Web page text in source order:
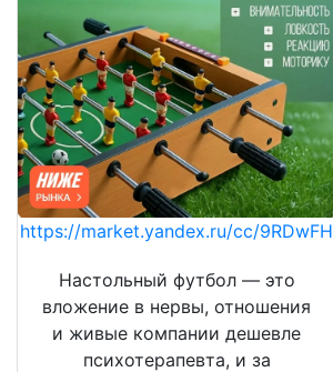
https://market.yandex.ru/cc/9RDwFH
Настольный футбол — это
вложение в нервы, отношения
и живые компании дешевле
психотерапевта, и за